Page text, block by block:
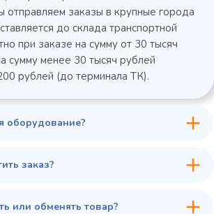
отправляем заказы в крупные города
до склада транспортной
при заказе на сумму от 30 тысяч
сумму менее 30 тысяч рублей
рублей (до терминала ТК).
оборудование?
заказ?
или обменять товар?